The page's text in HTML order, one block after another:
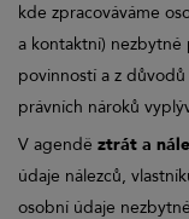
kde zpracováváme
a kontaktní) nezbytné
povinností a z
právních nároků
V agendě ztrát a
údaje nálezců,
osobní údaje